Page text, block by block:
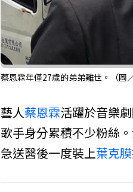
蔡恩霖年僅27歲的弟弟離世。（圖
藝人蔡恩霖活躍於音樂
歌手身分累積不少粉絲
急送醫後一度裝上葉克膜